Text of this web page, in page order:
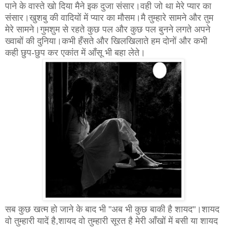
पाने के वास्ते खो दिया मैने इक दुजा संसार।वही जो था मेरे प्यार का
संसार।खुशबु की वादियों में प्यार का मौसम।मै तुम्हारे सामने और तुम
मेरे सामने।गुमशुम से रहते कुछ पल और कुछ पल बुनने लगते अपने
ख्वाबों की दुनिया।कभी हँसते और खिलखिलाते हम दोनों और कभी
कही छुप-छुप कर एकांत में आँसू भी बहा लेते।
सब कुछ खत्म हो जाने के बाद भी "अब भी कुछ बाकी है शायद"।शायद
वो तुम्हारी यादें है,शायद वो तुम्हारी सूरत है मेरी आँखों में बसी या शायद